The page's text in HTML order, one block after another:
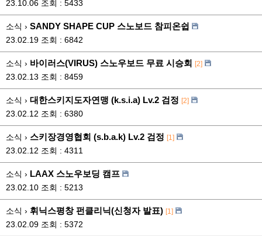
23.10.06 조회 : 5433
소식 › SANDY SHAPE CUP 스노보드 참피온쉽
23.02.19 조회 : 6842
소식 › 바이러스(VIRUS) 스노우보드 무료 시승회 [2]
23.02.13 조회 : 8459
소식 › 대한스키지도자연맹 (k.s.i.a) Lv.2 검정 [2]
23.02.12 조회 : 6380
소식 › 스키장경영협회 (s.b.a.k) Lv.2 검정 [1]
23.02.12 조회 : 4311
소식 › LAAX 스노우보딩 캠프
23.02.10 조회 : 5213
소식 › 휘닉스평창 펀클리닉(신청자 발표) [1]
23.02.09 조회 : 5372